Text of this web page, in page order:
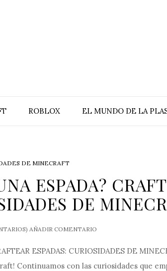
ROBLOX EL MUNDO DE LA
DE MINECRAFT
ESPADA?
DE
AÑADIR COMENTARIO
ESPADAS: CURIOSIDADES DE
Continuamos con las curiosidades que